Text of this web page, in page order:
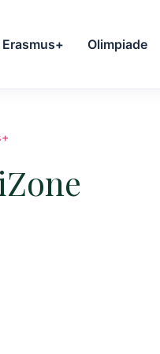
Erasmus+ Olimpiade